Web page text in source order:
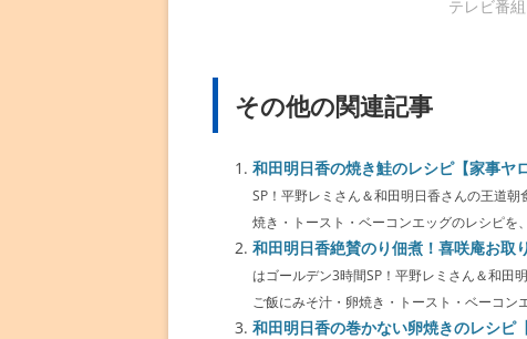
テレビ番組
その他の関連記事
和田明日香の焼き鮭のレシピ【家事ヤ
SP！平野レミさん＆和田明日香さんの王道
焼き・トースト・ベーコンエッグのレシピを
和田明日香絶賛のり佃煮！喜咲庵お取
はゴールデン3時間SP！平野レミさん＆和田
ご飯にみそ汁・卵焼き・トースト・ベーコ
和田明日香の巻かない卵焼きのレシピ